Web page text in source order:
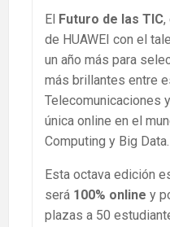
El Futuro de las TIC,
de HUAWEI con el
un año más para
más brillantes entre
Telecomunicaciones
única online en el
Computing y Big Data.
Esta octava edición
será 100% online y
plazas a 50